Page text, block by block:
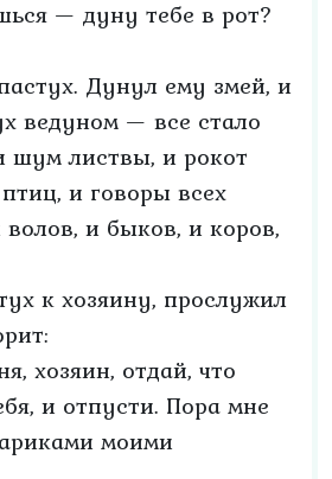
— дуну тебе в рот?
Дунул ему змей, и
ведуном — все стало
шум листвы, и рокот
и говоры всех
и быков, и коров,
к хозяину, прослужил
хозяин, отдай, что
и отпусти. Пора мне
моими